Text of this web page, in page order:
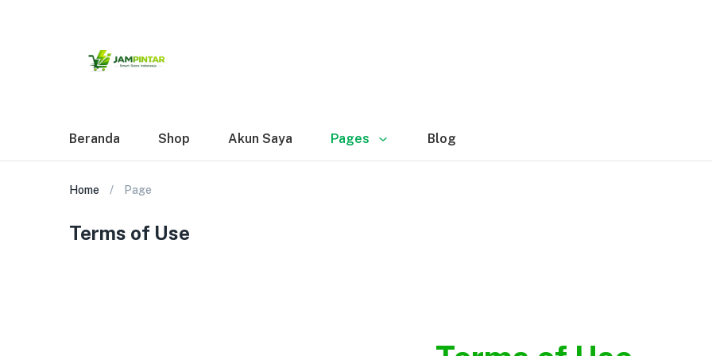
Beranda Shop Akun Saya Pages Blog
Home Page
Terms of Use